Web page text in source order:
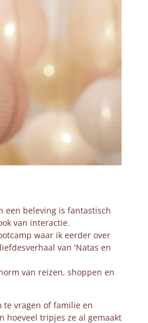
een beleving is fantastisch
van interactie.
waar ik eerder over
van 'Natas en
van reizen, shoppen en
te vragen of familie en
hoeveel tripjes ze al gemaakt